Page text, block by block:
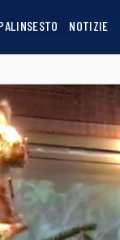
NOTIZIE